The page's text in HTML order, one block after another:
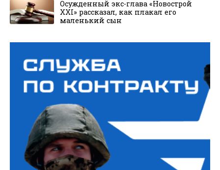
Осужденный экс-глава «Новострой
XXI» рассказал, как плакал его
маленький сын